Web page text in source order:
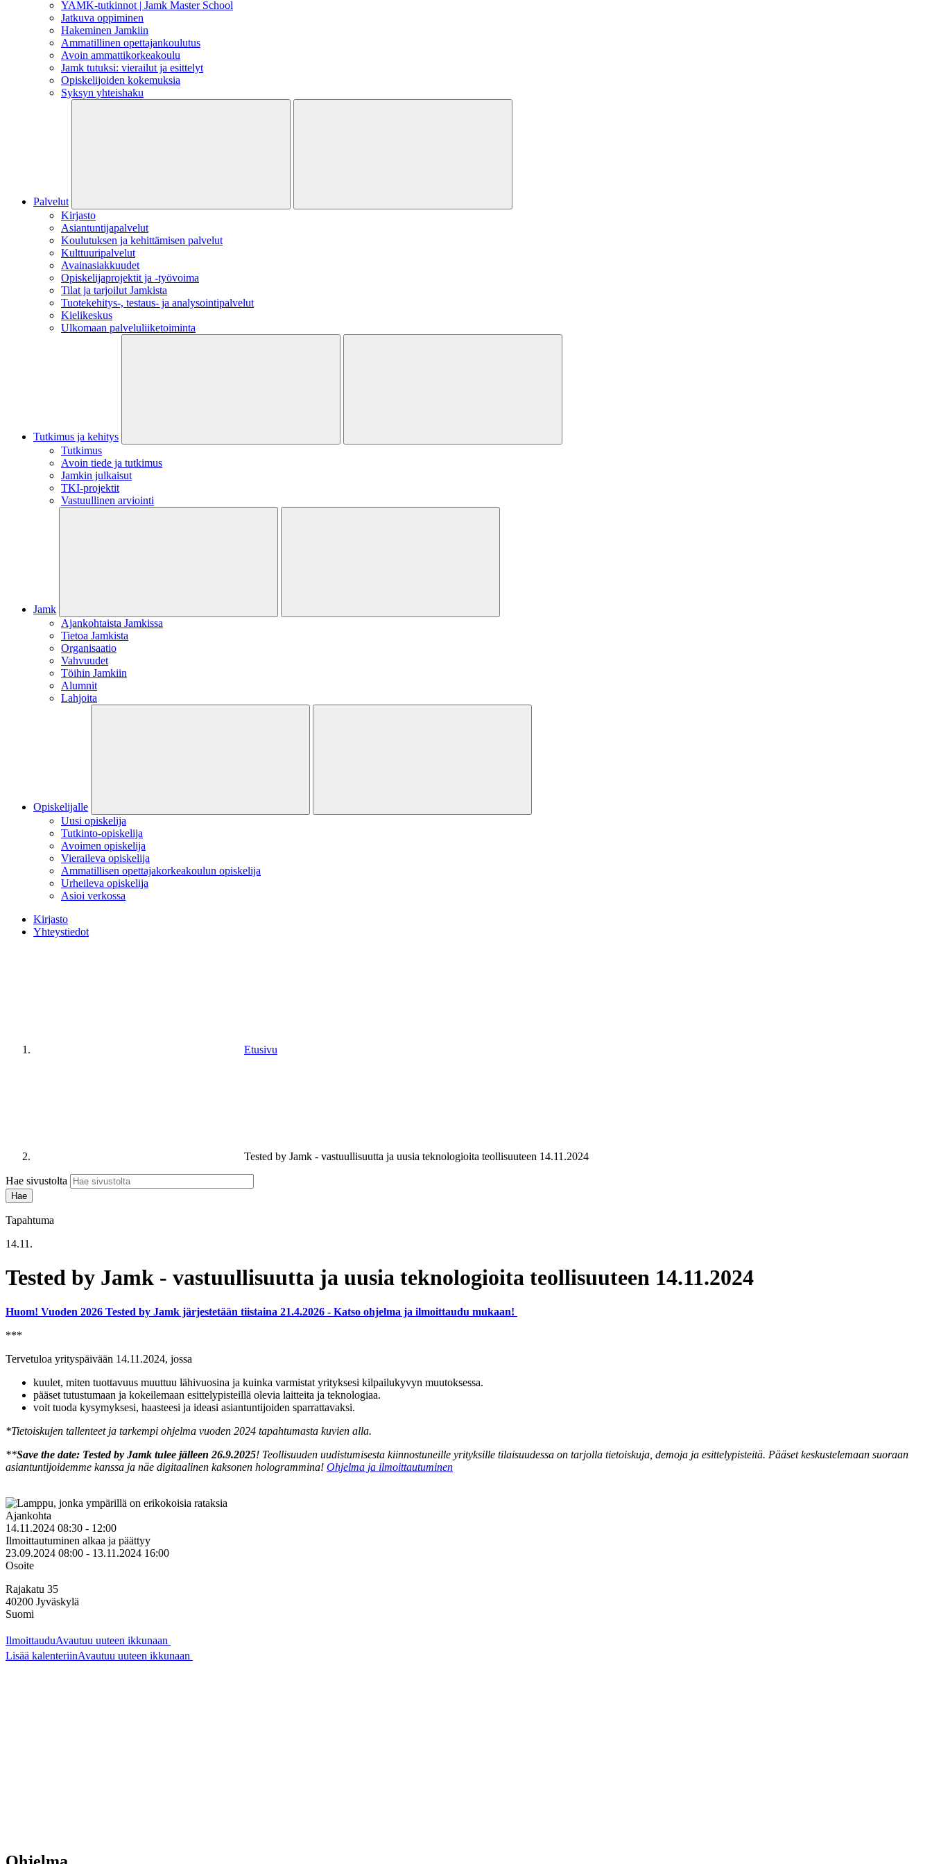
YAMK-tutkinnot | Jamk Master School
Jatkuva oppiminen
Hakeminen Jamkiin
Ammatillinen opettajankoulutus
Avoin ammattikorkeakoulu
Jamk tutuksi: vierailut ja esittelyt
Opiskelijoiden kokemuksia
Syksyn yhteishaku
Palvelut
Kirjasto
Asiantuntijapalvelut
Koulutuksen ja kehittämisen palvelut
Kulttuuripalvelut
Avainasiakkuudet
Opiskelijaprojektit​ ja -työvoima
Tilat ja tarjoilut Jamkista
Tuotekehitys-, testaus- ja analysointipalvelut
Kielikeskus
Ulkomaan palveluliiketoiminta
Tutkimus ja kehitys
Tutkimus
Avoin tiede ja tutkimus
Jamkin julkaisut
TKI-projektit
Vastuullinen arviointi
Jamk
Ajankohtaista Jamkissa
Tietoa Jamkista
Organisaatio
Vahvuudet
Töihin Jamkiin
Alumnit
Lahjoita
Opiskelijalle
Uusi opiskelija
Tutkinto-opiskelija
Avoimen opiskelija
Vieraileva opiskelija
Ammatillisen opettajakorkeakoulun opiskelija
Urheileva opiskelija
Asioi verkossa
Kirjasto
Yhteystiedot
Etusivu
Tested by Jamk - vastuullisuutta ja uusia teknologioita teollisuuteen 14.11.2024
Hae sivustolta
Tapahtuma
14.11.
Tested by Jamk - vastuullisuutta ja uusia teknologioita teollisuuteen 14.11.2024
Huom! Vuoden 2026 Tested by Jamk järjestetään tiistaina 21.4.2026 - Katso ohjelma ja ilmoittaudu mukaan!
***
Tervetuloa yrityspäivään 14.11.2024, jossa
kuulet, miten tuottavuus muuttuu lähivuosina ja kuinka varmistat yrityksesi kilpailukyvyn muutoksessa.
pääset tutustumaan ja kokeilemaan esittelypisteillä olevia laitteita ja teknologiaa.
voit tuoda kysymyksesi, haasteesi ja ideasi asiantuntijoiden sparrattavaksi.
*Tietoiskujen tallenteet ja tarkempi ohjelma vuoden 2024 tapahtumasta kuvien alla.
**Save the date: Tested by Jamk tulee jälleen 26.9.2025! Teollisuuden uudistumisesta kiinnostuneille yrityksille tilaisuudessa on tarjolla tietoiskuja, demoja ja esittelypisteitä. Pääset keskustelemaan suoraan
asiantuntijoidemme kanssa ja näe digitaalinen kaksonen hologrammina! Ohjelma ja ilmoittautuminen
Ajankohta
14.11.2024 08:30 - 12:00
Ilmoittautuminen alkaa ja päättyy
23.09.2024 08:00 - 13.11.2024 16:00
Osoite
Rajakatu 35
40200 Jyväskylä
Suomi
IlmoittauduAvautuu uuteen ikkunaan
Lisää kalenteriinAvautuu uuteen ikkunaan